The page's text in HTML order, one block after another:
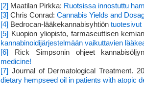
[2] Maatilan Pirkka: Ruotsissa innostuttu
[3] Chris Conrad: Cannabis Yields and
[4] Bedrocan-lääkekannabisyhtiön tuotesivut
[5]
Kuopion yliopisto, farmaseuttisen
kannabinoidijärjestelmään vaikuttavien
[6]
Rick Simpsonin ohjeet
medicine!
[7] Journal of Dermatological Treatment.
dietary hempseed oil in patients with atopic